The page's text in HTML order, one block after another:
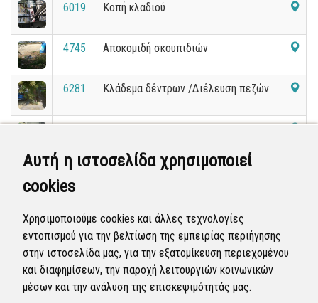
Αυτή η ιστοσελίδα χρησιμοποιεί
cookies
Χρησιμοποιούμε cookies και άλλες τεχνολογίες
εντοπισμού για την βελτίωση της εμπειρίας περιήγησης
στην ιστοσελίδα μας, για την εξατομίκευση περιεχομένου
και διαφημίσεων, την παροχή λειτουργιών κοινωνικών
μέσων και την ανάλυση της επισκεψιμότητάς μας.
6019 Κοπή κλαδιού
4745 Αποκομιδή σκουπιδιών
6281 Κλάδεμα δέντρων /Διέλευση πεζών
6290
Μηδενικός φωτισμός σε όλο το
662
Έλλειψη πεζοδρομίων της οδού
Αριστοτέλους
« 2 3 4 5 6 7 8 9 10 11
Εμφανίζονται121-140από36.200